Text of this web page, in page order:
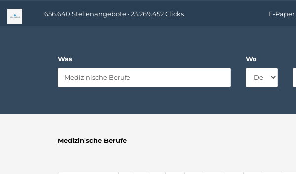
656.640 Stellenangebote • 23.269.452 Clicks E-Paper
Was Wo
Medizinische Berufe